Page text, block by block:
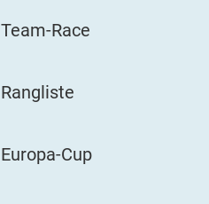
Team-Race
Rangliste
Europa-Cup